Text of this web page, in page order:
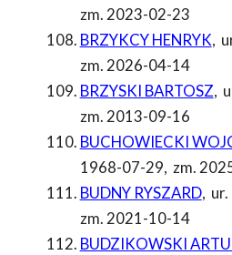
zm. 2023-02-23
BRZYKCY HENRYK,
zm. 2026-04-14
BRZYSKI BARTOSZ,
zm. 2013-09-16
BUCHOWIECKI
1968-07-29, zm.
BUDNY RYSZARD,
zm. 2021-10-14
BUDZIKOWSKI